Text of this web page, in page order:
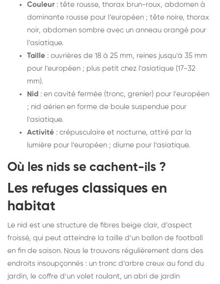
Couleur : tête rousse, thorax brun-roux, abdomen à
dominante rousse pour l’européen ; tête noire, thorax
noir, abdomen sombre avec un anneau orangé pour
l’asiatique.
Taille : ouvrières de 18 à 25 mm, reines jusqu’à 35 mm
pour l’européen ; plus petit chez l’asiatique (17-32
mm).
Nid : en cavité fermée (tronc, grenier) pour l’européen
; nid aérien en forme de boule suspendue pour
l’asiatique.
Activité : crépusculaire et nocturne, attiré par la
lumière pour l’européen ; diurne pour l’asiatique.
Où les nids se cachent-ils ?
Les refuges classiques en
habitat
Le nid est une structure de fibres beige clair, d’aspect
froissé, qui peut atteindre la taille d’un ballon de football
en fin de saison. Nous le trouvons régulièrement dans des
endroits insoupçonnés : un tronc d’arbre creux au fond du
jardin, le coffre d’un volet roulant, un abri de jardin